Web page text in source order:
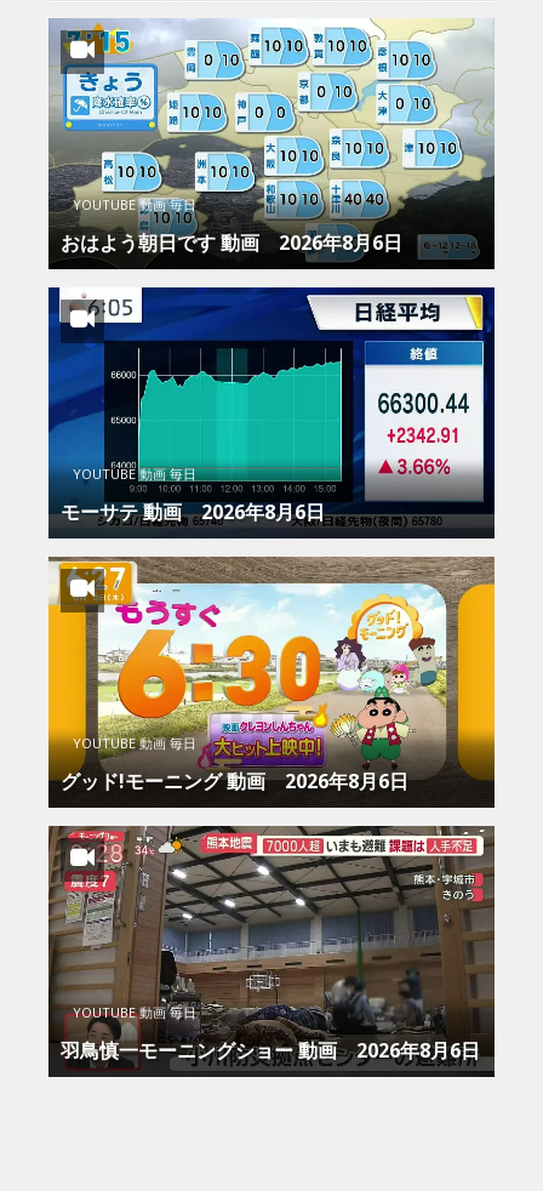
YOUTUBE 動画 毎日
おはよう朝日です 動画 2026年8月6日
YOUTUBE 動画 毎日
モーサテ 動画 2026年8月6日
YOUTUBE 動画 毎日
グッド!モーニング 動画 2026年8月6日
YOUTUBE 動画 毎日
羽鳥慎一モーニングショー 動画 2026年8月6日